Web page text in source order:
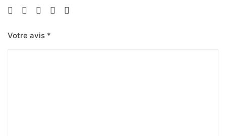
Votre avis *